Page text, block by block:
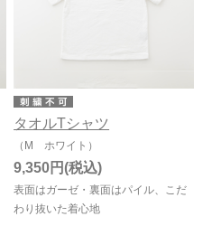
タオルTシャツ
（M ホワイト）
表面はガーゼ・裏面はパイル、こだ
わり抜いた着心地
9,350円